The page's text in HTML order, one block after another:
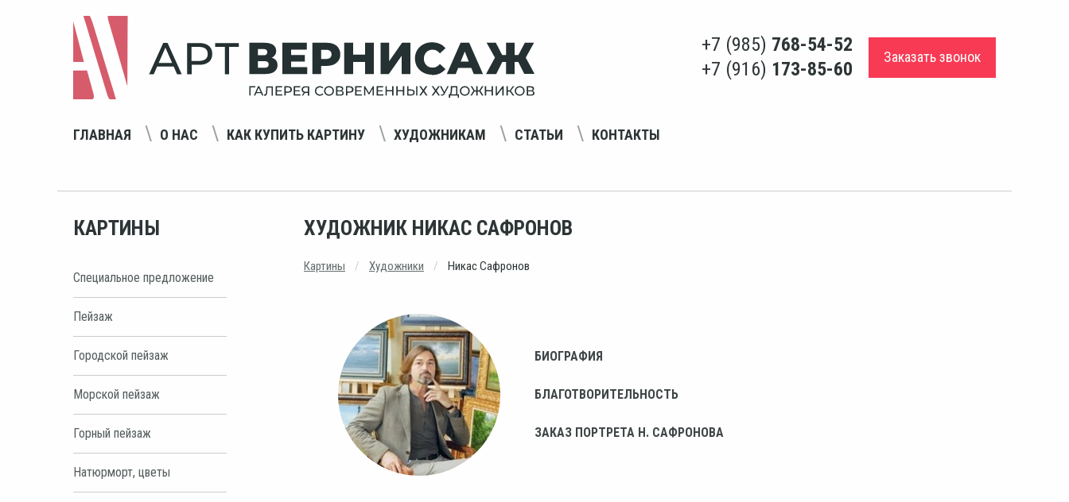
+7 (985) 768-54-52
+7 (916) 173-85-60
Заказать звонок
ГЛАВНАЯ О НАС КАК КУПИТЬ КАРТИНУ ХУДОЖНИКАМ СТАТЬИ КОНТАКТЫ
КАРТИНЫ
Специальное предложение
Пейзаж
Городской пейзаж
Морской пейзаж
Горный пейзаж
Натюрморт, цветы
ХУДОЖНИК НИКАС САФРОНОВ
Картины Художники Никас Сафронов
БИОГРАФИЯ
БЛАГОТВОРИТЕЛЬНОСТЬ
ЗАКАЗ ПОРТРЕТА Н. САФРОНОВА